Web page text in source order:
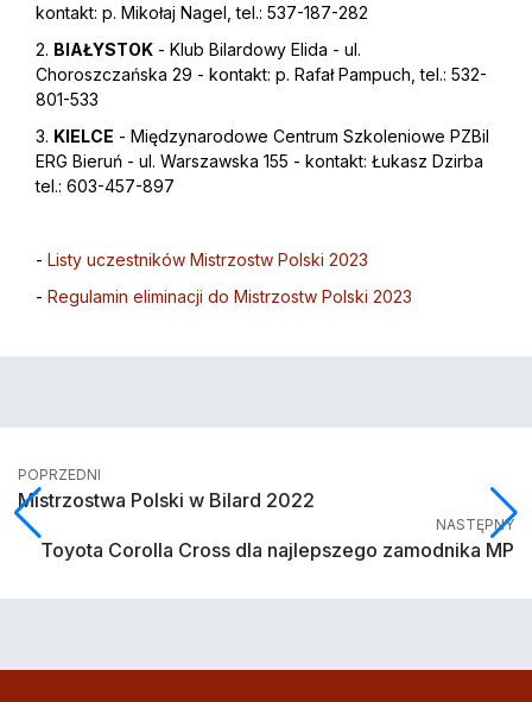
kontakt: p. Mikołaj Nagel, tel.: 537-187-282
2. BIAŁYSTOK - Klub Bilardowy Elida - ul.
Choroszczańska 29 - kontakt: p. Rafał Pampuch, tel.: 532-
801-533
3. KIELCE - Międzynarodowe Centrum Szkoleniowe PZBil
ERG Bieruń - ul. Warszawska 155 - kontakt: Łukasz Dzirba
tel.: 603-457-897
- Listy uczestników Mistrzostw Polski 2023
- Regulamin eliminacji do Mistrzostw Polski 2023
POPRZEDNI
Mistrzostwa Polski w Bilard 2022
NASTĘPNY
Toyota Corolla Cross dla najlepszego zamodnika MP